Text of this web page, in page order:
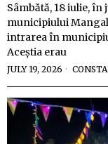
Sâmbătă, 18 iulie,
municipiului
intrarea în
Aceștia erau
JULY 19, 2026